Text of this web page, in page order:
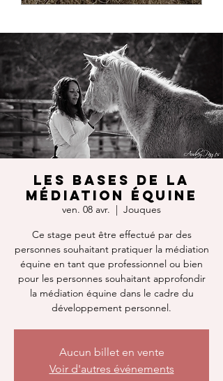
Les bases de la
médiation équine
ven. 08 avr.
  |
Jouques
Ce stage peut être effectué par des
personnes souhaitant pratiquer la médiation
équine en tant que professionnel ou bien
pour les personnes souhaitant approfondir
la médiation équine dans le cadre du
développement personnel.
Aucun billet en vente
Voir d'autres événements